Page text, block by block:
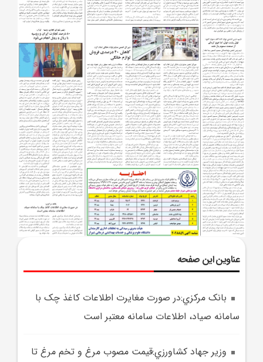
عناوین این صفحه
بانک مرکزي:در صورت مغايرت اطلاعات کاغذ چک با
سامانه صياد، اطلاعات سامانه معتبر است
وزير جهاد کشاورزي:قيمت مصوب مرغ و تخم مرغ تا